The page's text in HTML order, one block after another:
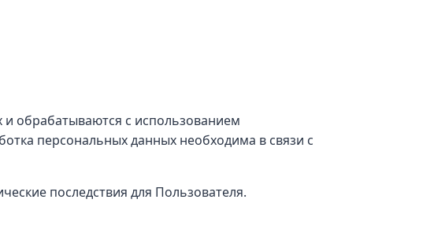
обрабатываются с использованием
персональных данных необходима в связи с
последствия для Пользователя.